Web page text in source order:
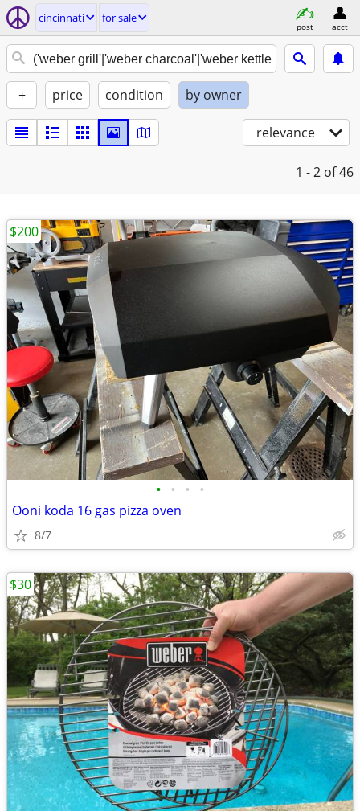
cincinnati for sale
post acct
+ price condition by owner
relevance
1 - 2 of 46
• • • •
Ooni koda 16 gas pizza oven
8/7
$200
$30